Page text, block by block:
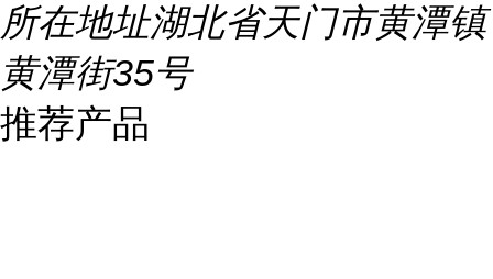
所在地址湖北省天门市黄潭镇
黄潭街35号
推荐产品